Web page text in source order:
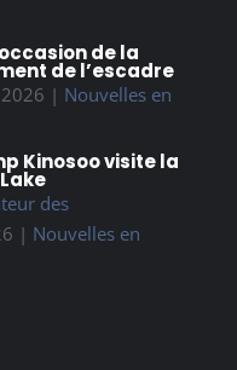
de la
de l’escadre
| Nouvelles en
Kinosoo visite la
des
| Nouvelles en